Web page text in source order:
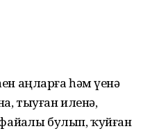
аңларға һәм үҙенә
тыуған иленә,
булып, ҡуйған